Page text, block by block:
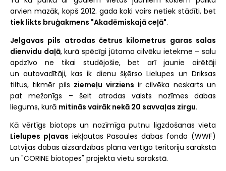
arvien mazāk, kopš 2012. gada koki vairs netiek stādīti, bet
tiek likts bruģakmens "Akadēmiskajā ceļā".
Jelgavas pils atrodas četrus kilometrus garas salas
dienvidu daļā, kurā spēcīgi jūtama cilvēku ietekme – salu
apdzīvo ne tikai studējošie, bet arī jaunie airētāji
un autovadītāji, kas ik dienu šķērso Lielupes un Driksas
tiltus, tikmēr pils ziemeļu virziens ir cilvēka neskarts un
pat mežonīgs – šeit atrodas valsts nozīmes dabas
liegums, kurā mitinās vairāk nekā 20 savvaļas zirgu.
Kā vērtīgs biotops un nozīmīga putnu ligzdošanas vieta
Lielupes pļavas iekļautas Pasaules dabas fonda (WWF)
Latvijas dabas aizsardzības plāna vērtīgo teritoriju sarakstā
un "CORINE biotopes" projekta vietu sarakstā.